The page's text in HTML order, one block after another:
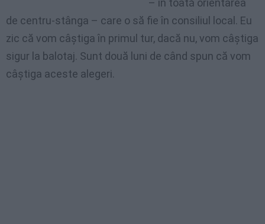
– în toată orientarea
de centru-stânga – care o să fie în consiliul local. Eu
zic că vom câştiga în primul tur, dacă nu, vom câştiga
sigur la balotaj. Sunt două luni de când spun că vom
câştiga aceste alegeri.